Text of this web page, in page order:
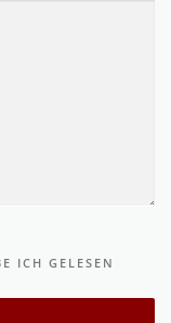
ICH GELESEN